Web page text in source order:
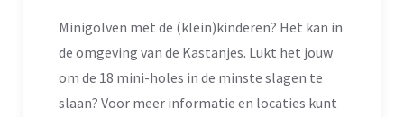
Minigolven met de (klein)kinderen? Het kan in
de omgeving van de Kastanjes. Lukt het jouw
om de 18 mini-holes in de minste slagen te
slaan? Voor meer informatie en locaties kunt